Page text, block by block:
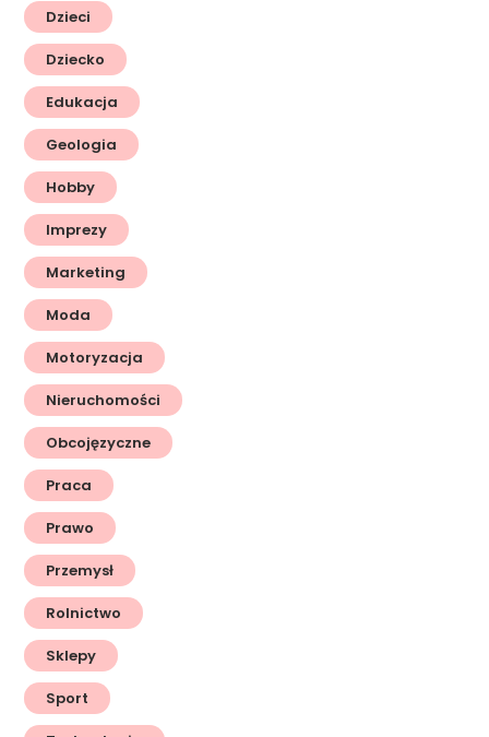
Dzieci
Dziecko
Edukacja
Geologia
Hobby
Imprezy
Marketing
Moda
Motoryzacja
Nieruchomości
Obcojęzyczne
Praca
Prawo
Przemysł
Rolnictwo
Sklepy
Sport